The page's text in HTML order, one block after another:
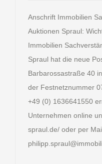
Anschrift Immobilien
Auktionen Spraul:
Immobilien
Spraul hat die neue
Barbarossastraße 40
der Festnetznummer
+49 (0) 1636641550
Unternehmen online
spraul.de/ oder per